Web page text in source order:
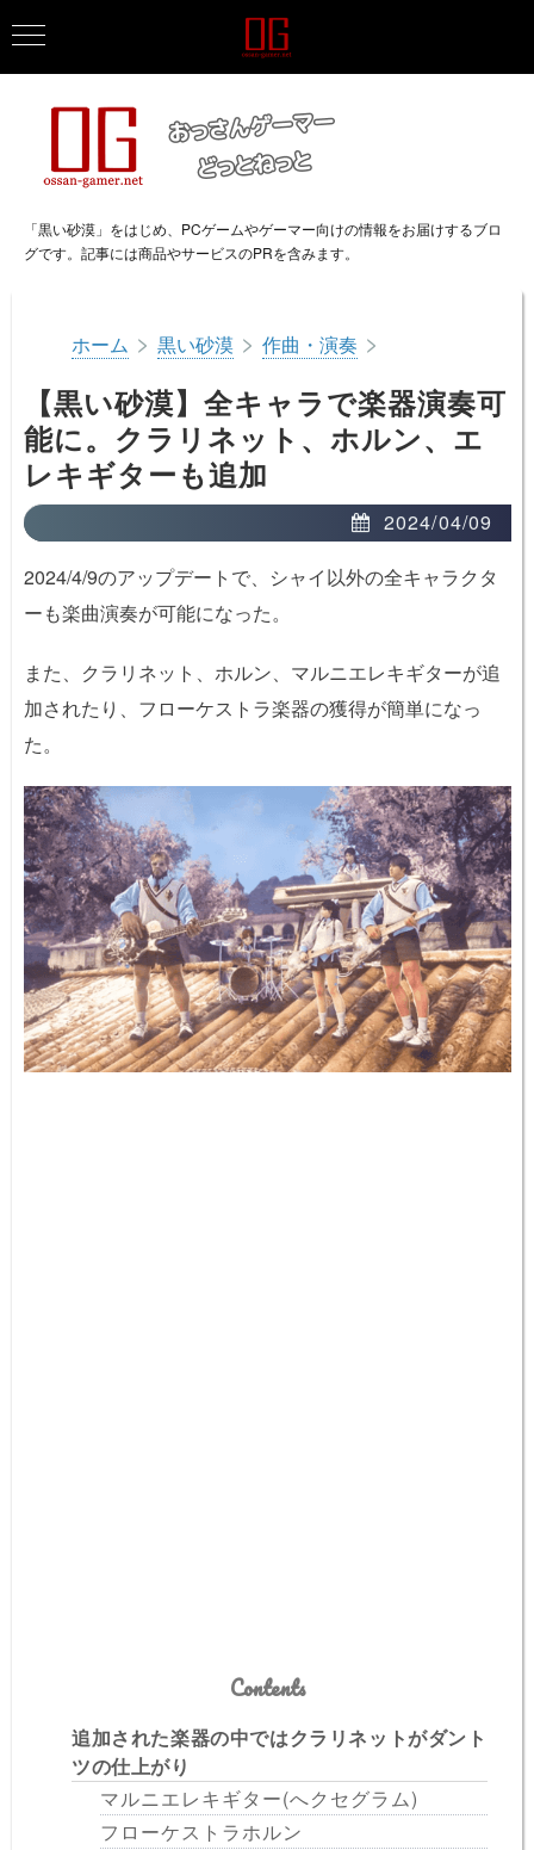
「黒い砂漠」をはじめ、PCゲームやゲーマー向けの情報をお届けするブロ
グです。記事には商品やサービスのPRを含みます。
ホーム > 黒い砂漠 > 作曲・演奏 >
【黒い砂漠】全キャラで楽器演奏可
能に。クラリネット、ホルン、エ
レキギターも追加
2024/04/09
2024/4/9のアップデートで、シャイ以外の全キャラクタ
ーも楽曲演奏が可能になった。
また、クラリネット、ホルン、マルニエレキギターが追
加されたり、フローケストラ楽器の獲得が簡単になっ
た。
Contents
追加された楽器の中ではクラリネットがダント
ツの仕上がり
マルニエレキギター(へクセグラム)
フローケストラホルン